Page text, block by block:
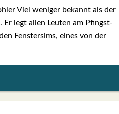
Viel weni­ger bekannt als der
Er legt allen Leu­ten am Pfingst­
Fens­ter­sims, eines von der